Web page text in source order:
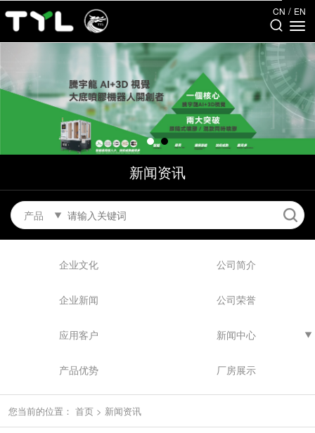
CN / EN
新闻资讯
产品
企业文化 公司简介
企业新闻 公司荣誉
应用客户 新闻中心
产品优势 厂房展示
您当前的位置： 首页 > 新闻资讯